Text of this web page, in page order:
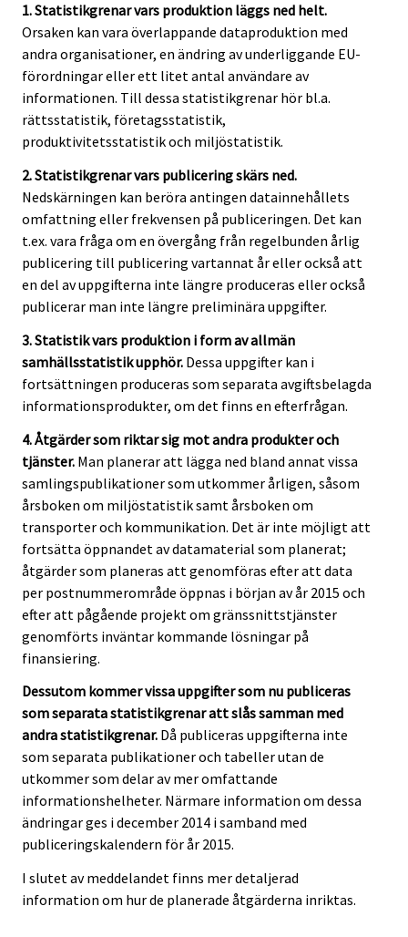
1. Statistikgrenar vars produktion läggs ned helt.
Orsaken kan vara överlappande dataproduktion med
andra organisationer, en ändring av underliggande EU-
förordningar eller ett litet antal användare av
informationen. Till dessa statistikgrenar hör bl.a.
rättsstatistik, företagsstatistik,
produktivitetsstatistik och miljöstatistik.
2. Statistikgrenar vars publicering skärs ned.
Nedskärningen kan beröra antingen datainnehållets
omfattning eller frekvensen på publiceringen. Det kan
t.ex. vara fråga om en övergång från regelbunden årlig
publicering till publicering vartannat år eller också att
en del av uppgifterna inte längre produceras eller också
publicerar man inte längre preliminära uppgifter.
3. Statistik vars produktion i form av allmän
samhällsstatistik upphör. Dessa uppgifter kan i
fortsättningen produceras som separata avgiftsbelagda
informationsprodukter, om det finns en efterfrågan.
4. Åtgärder som riktar sig mot andra produkter och
tjänster. Man planerar att lägga ned bland annat vissa
samlingspublikationer som utkommer årligen, såsom
årsboken om miljöstatistik samt årsboken om
transporter och kommunikation. Det är inte möjligt att
fortsätta öppnandet av datamaterial som planerat;
åtgärder som planeras att genomföras efter att data
per postnummerområde öppnas i början av år 2015 och
efter att pågående projekt om gränssnittstjänster
genomförts inväntar kommande lösningar på
finansiering.
Dessutom kommer vissa uppgifter som nu publiceras
som separata statistikgrenar att slås samman med
andra statistikgrenar. Då publiceras uppgifterna inte
som separata publikationer och tabeller utan de
utkommer som delar av mer omfattande
informationshelheter. Närmare information om dessa
ändringar ges i december 2014 i samband med
publiceringskalendern för år 2015.
I slutet av meddelandet finns mer detaljerad
information om hur de planerade åtgärderna inriktas.